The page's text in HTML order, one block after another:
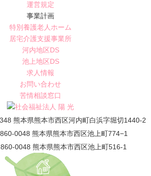
運営規定
事業計画
特別養護老人ホーム
居宅介護支援事業所
河内地区DS
池上地区DS
求人情報
お問い合わせ
苦情相談窓口
熊本県熊本市西区河内町白浜字堀切1440-2
0048 熊本県熊本市西区池上町774−1
0048 熊本県熊本市西区池上町516-1